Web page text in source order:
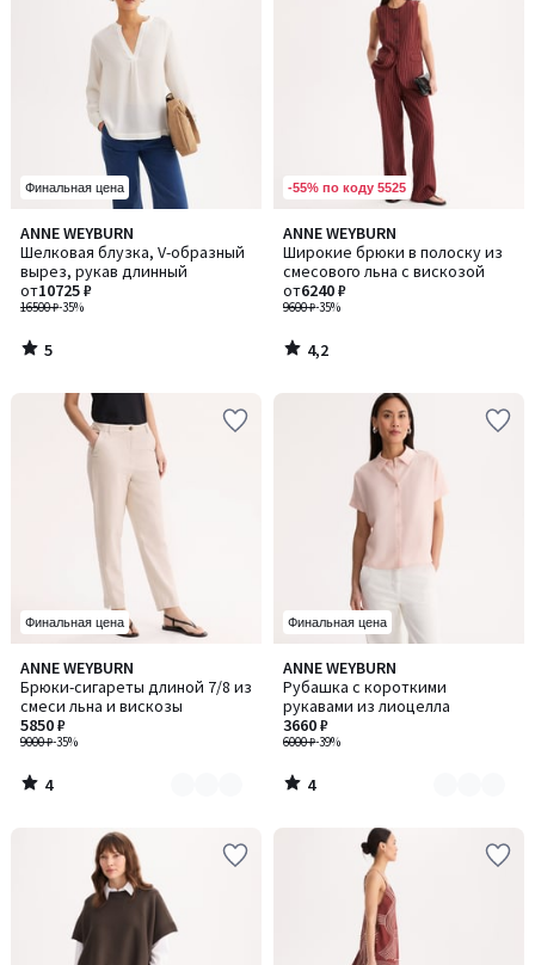
Финальная цена
ANNE WEYBURN
Шелковая блузка, V-образный
вырез, рукав длинный
16500 ₽-35%
от10725 ₽
5
/
5
5
/
-55% по коду 5525
ANNE WEYBURN
Широкие брюки в полоску из
смесового льна с вискозой
9600 ₽-35%
от6240 ₽
4,2
/ 5
4,2
/
Финальная цена
ANNE WEYBURN
Брюки-сигареты длиной 7/8 из
смеси льна и вискозы
9000 ₽-35%
5850 ₽
4
/
5
Количество
цветов:
3
4
/
Финальная цена
ANNE WEYBURN
Рубашка с короткими
рукавами из лиоцелла
6000 ₽-39%
3660 ₽
4
/
5
Количество
цветов:
2
4
/